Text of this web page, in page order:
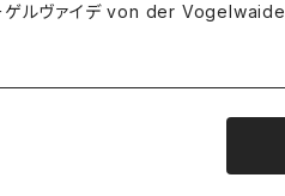
ーゲルヴァイデ von der Vogelwaide